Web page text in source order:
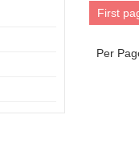
First
Per